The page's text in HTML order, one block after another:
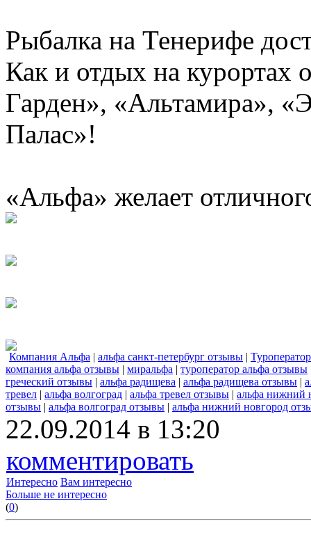
Рыбалка на Тенерифе
Как и отдых на курортах
Гарден», «Альтамира»,
Палас»!
«Альфа» желает
Компания Альфа | альфа санкт-петербург отзывы |
компания альфа отзывы | миральфа | туроператор альфа отзывы
греческий отзывы | альфа радищева | альфа радищева отзывы |
тревел | альфа волгоград | альфа тревел отзывы | альфа нижний
отзывы | альфа волгоград отзывы | альфа нижний новгород
22.09.2014 в 13:20
комментировать
Интересно Вам интересно
Больше не интересно
(0)